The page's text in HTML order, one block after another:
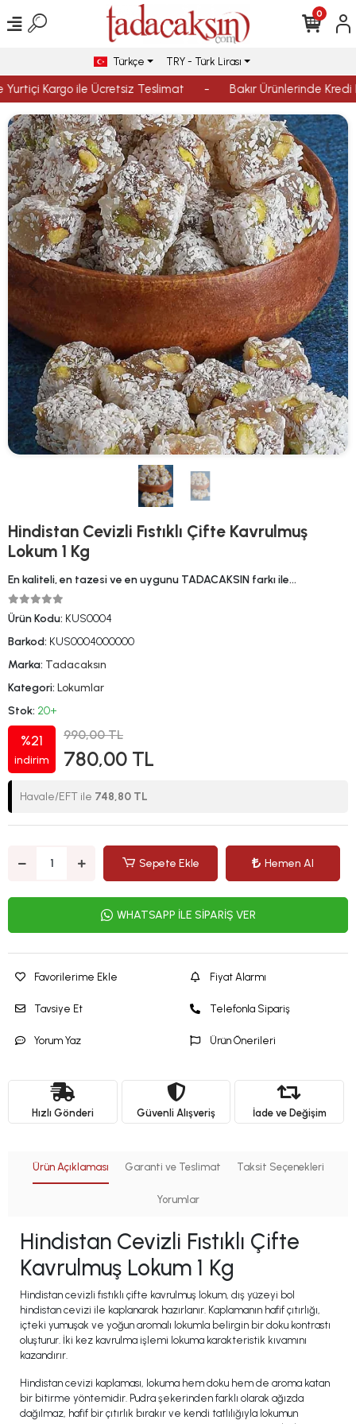
Kargo ile Ücretsiz Teslimat Bakır Ürünlerinde Kredi
0
Türkçe TRY - Türk Lirası
Hindistan Cevizli Fıstıklı Çifte Kavrulmuş
Lokum 1 Kg
En kaliteli, en tazesi ve en uygunu TADACAKSIN farkı ile…
Ürün Kodu: KUS0004
Barkod: KUS0004000000
Marka: Tadacaksın
Kategori: Lokumlar
Stok: 20+
%21
indirim
990,00 TL
780,00 TL
Havale/EFT ile 748,80 TL
Sepete Ekle Hemen Al
WHATSAPP İLE SİPARİŞ VER
Favorilerime Ekle
Tavsiye Et
Yorum Yaz
Fiyat Alarmı
Telefonla Sipariş
Ürün Önerileri
Hızlı Gönderi Güvenli Alışveriş İade ve Değişim
Ürün Açıklaması Garanti ve Teslimat Taksit Seçenekleri
Yorumlar
Hindistan Cevizli Fıstıklı Çifte
Kavrulmuş Lokum 1 Kg
Hindistan cevizli fıstıklı çifte kavrulmuş lokum, dış yüzeyi bol
hindistan cevizi ile kaplanarak hazırlanır. Kaplamanın hafif çıtırlığı,
içteki yumuşak ve yoğun aromalı lokumla belirgin bir doku kontrastı
oluşturur. İki kez kavrulma işlemi lokuma karakteristik kıvamını
kazandırır.
Hindistan cevizi kaplaması, lokuma hem doku hem de aroma katan
bir bitirme yöntemidir. Pudra şekerinden farklı olarak ağızda
dağılmaz, hafif bir çıtırlık bırakır ve kendi tatlılığıyla lokumun